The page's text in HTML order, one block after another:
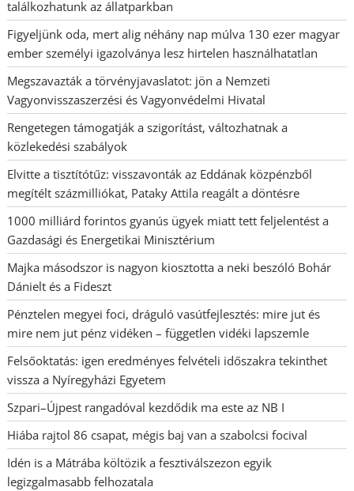
találkozhatunk az állatparkban
Figyeljünk oda, mert alig néhány nap múlva 130 ezer magyar
ember személyi igazolványa lesz hirtelen használhatatlan
Megszavazták a törvényjavaslatot: jön a Nemzeti
Vagyonvisszaszerzési és Vagyonvédelmi Hivatal
Rengetegen támogatják a szigorítást, változhatnak a
közlekedési szabályok
Elvitte a tisztítótűz: visszavonták az Eddának közpénzből
megítélt százmilliókat, Pataky Attila reagált a döntésre
1000 milliárd forintos gyanús ügyek miatt tett feljelentést a
Gazdasági és Energetikai Minisztérium
Majka másodszor is nagyon kiosztotta a neki beszóló Bohár
Dánielt és a Fideszt
Pénztelen megyei foci, dráguló vasútfejlesztés: mire jut és
mire nem jut pénz vidéken – független vidéki lapszemle
Felsőoktatás: igen eredményes felvételi időszakra tekinthet
vissza a Nyíregyházi Egyetem
Szpari–Újpest rangadóval kezdődik ma este az NB I
Hiába rajtol 86 csapat, mégis baj van a szabolcsi focival
Idén is a Mátrába költözik a fesztiválszezon egyik
legizgalmasabb felhozatala